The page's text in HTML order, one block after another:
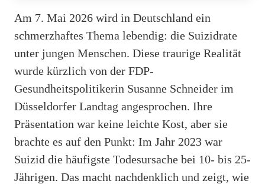
Am 7. Mai 2026 wird in Deutschland ein
schmerzhaftes Thema lebendig: die Suizidrate
unter jungen Menschen. Diese traurige Realität
wurde kürzlich von der FDP-
Gesundheitspolitikerin Susanne Schneider im
Düsseldorfer Landtag angesprochen. Ihre
Präsentation war keine leichte Kost, aber sie
brachte es auf den Punkt: Im Jahr 2023 war
Suizid die häufigste Todesursache bei 10- bis 25-
Jährigen. Das macht nachdenklich und zeigt, wie